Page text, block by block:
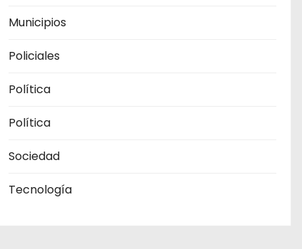
Municipios
Policiales
Política
Política
Sociedad
Tecnología